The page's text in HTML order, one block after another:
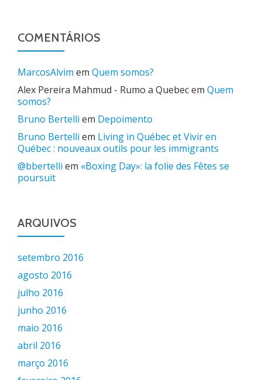
COMENTÁRIOS
MarcosAlvim em Quem somos?
Alex Pereira Mahmud - Rumo a Quebecem Quem
somos?
Bruno Bertelli em Depoimento
Bruno Bertelli em Living in Québec et Vivir en
Québec : nouveaux outils pour les immigrants
@bbertelli em «Boxing Day»: la folie des Fêtes se
poursuit
ARQUIVOS
setembro 2016
agosto 2016
julho 2016
junho 2016
maio 2016
abril 2016
março 2016